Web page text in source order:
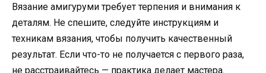
Вязание амигуруми требует терпения и внимания к
деталям. Не спешите, следуйте инструкциям и
техникам вязания, чтобы получить качественный
результат. Если что-то не получается с первого раза,
не расстраивайтесь — практика делает мастера.